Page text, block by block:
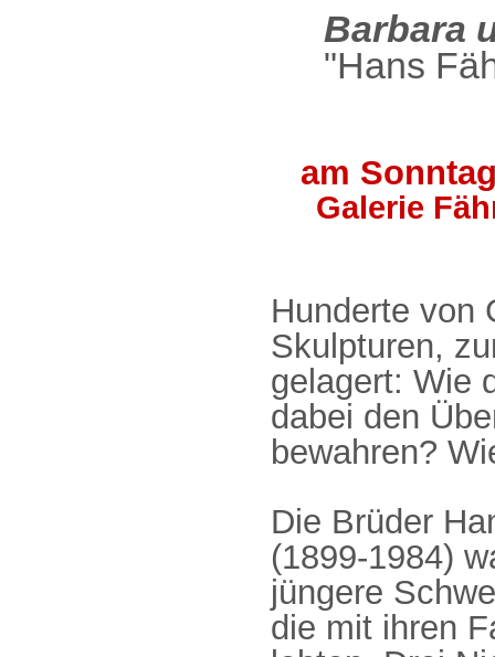
Barbara
"Hans
am
Galerie
Hunderte von
Skulpturen,
gelagert: Wie
dabei den
bewahren?
Die Brüder
(1899-1984)
jüngere
die mit ihren